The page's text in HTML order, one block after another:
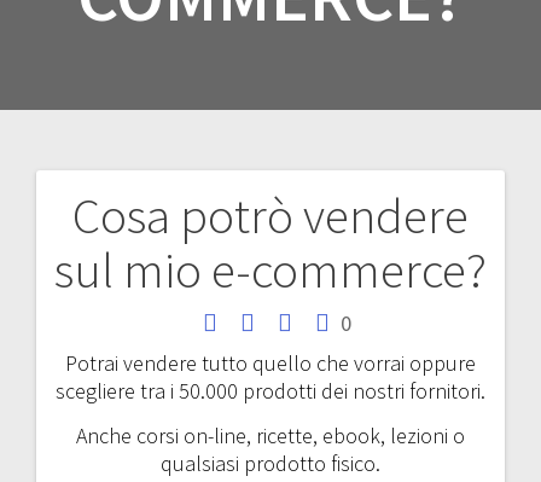
Cosa potrò vendere
sul mio e-commerce?
0
Potrai vendere tutto quello che vorrai oppure
scegliere tra i 50.000 prodotti dei nostri fornitori.
Anche corsi on-line, ricette, ebook, lezioni o
qualsiasi prodotto fisico.
Navigazione
articoli